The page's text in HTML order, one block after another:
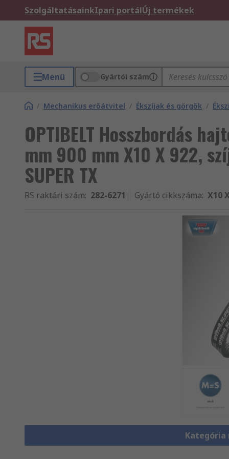
SzolgáltatásainkIpari portálÚj termékek
Menü Gyártói szám
/ Mechanikus erőátvitel / Ékszíjak és görgők /
OPTIBELT Hosszbordás
mm 900 mm X10 X 922,
SUPER TX
RS raktári szám: 282-6271 Gyártó cikkszáma: X10